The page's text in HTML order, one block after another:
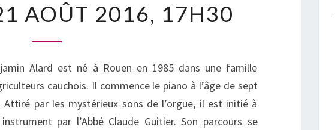
21
17H30
AOÛT 2016, 17H30
Alard est né à Rouen en 1985 dans une famille
cauchois. Il commence le piano à l’âge de sept
Attiré par les mystérieux sons de l’orgue, il est initié à
par l’Abbé Claude Guitier. Son parcours se